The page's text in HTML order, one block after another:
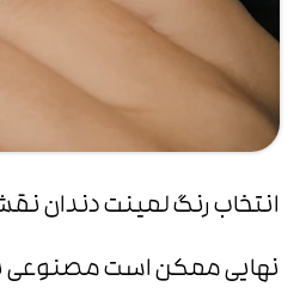
انتخاب رنگ لمینت دندان
نهایی ممکن است مصنوعی